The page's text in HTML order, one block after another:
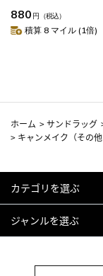
880 円 （税込）
積算 8 マイル (1倍)
ホーム >サンドラッグ
> キャンメイク（その他
カテゴリを選ぶ
ジャンルを選ぶ